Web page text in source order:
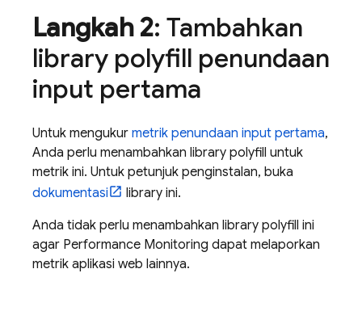
Langkah 2: Tambahkan
library polyfill penundaan
input pertama
Untuk mengukur metrik penundaan input pertama,
Anda perlu menambahkan library polyfill untuk
metrik ini. Untuk petunjuk penginstalan, buka
dokumentasi
library ini.
Anda tidak perlu menambahkan library polyfill ini
agar Performance Monitoring dapat melaporkan
metrik aplikasi web lainnya.